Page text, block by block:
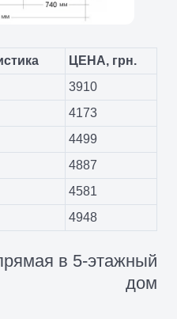
ЦЕНА, грн.
3910
4173
4499
4887
4581
4948
в 5-этажный
дом